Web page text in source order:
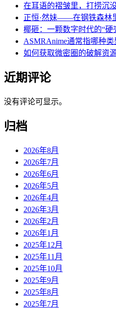
在耳语的褶皱里，打捞沉
正恒·然妹——在钢铁森林
椰砸：一颗数字时代的“硬
ASMRAnime通常指哪种类
如何获取微密圈的破解资源
近期评论
没有评论可显示。
归档
2026年8月
2026年7月
2026年6月
2026年5月
2026年4月
2026年3月
2026年2月
2026年1月
2025年12月
2025年11月
2025年10月
2025年9月
2025年8月
2025年7月